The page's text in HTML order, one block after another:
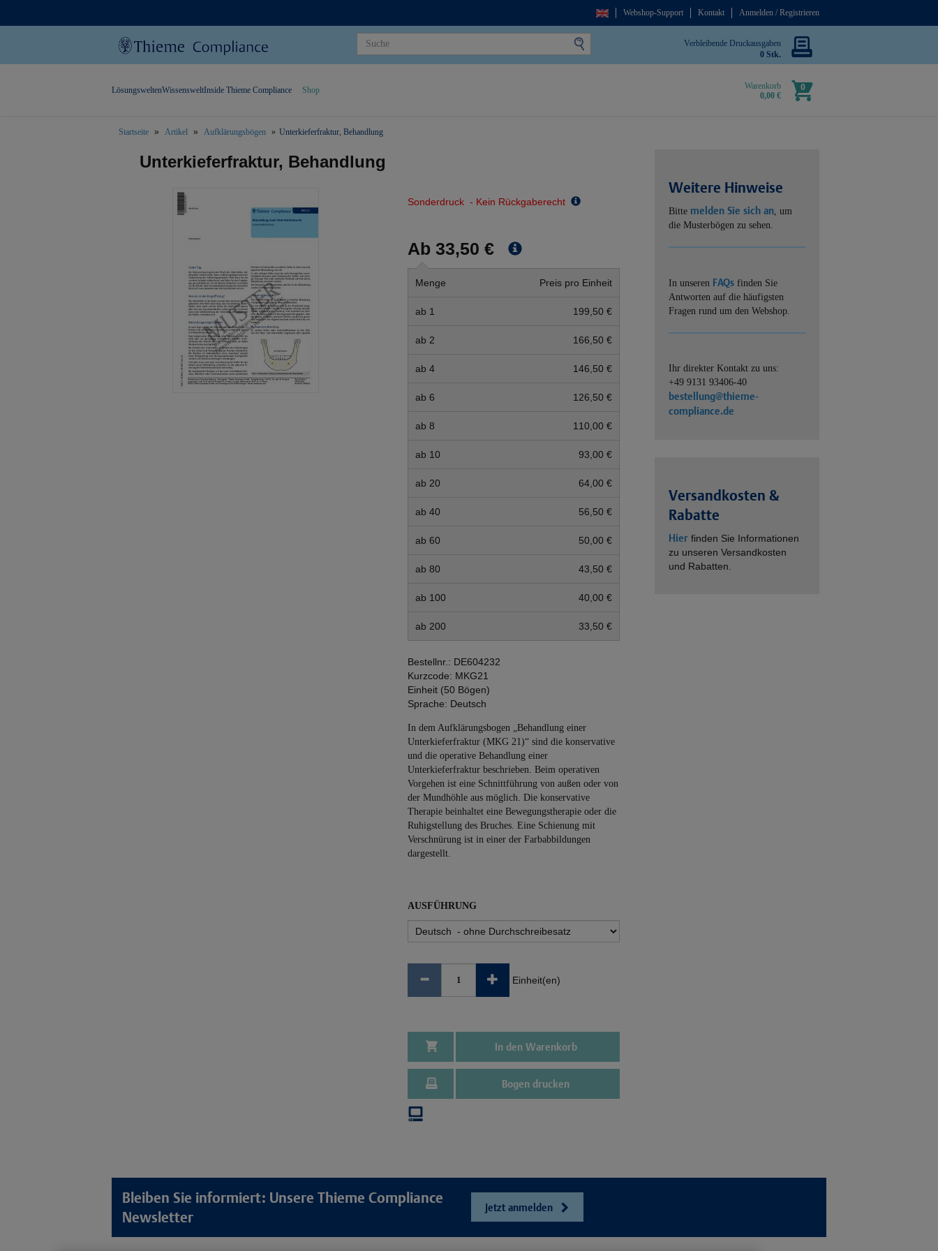
Webshop-Support Kontakt Anmelden / Registrieren
Verbleibende Druckausgaben
0 Stk.
Warenkorb
0,00 €
0
LösungsweltenWissensweltInside Thieme Compliance Shop
Startseite Artikel Aufklärungsbögen Unterkieferfraktur, Behandlung
Unterkieferfraktur, Behandlung
Sonderdruck - Kein Rückgaberecht
Ab 33,50 €
Menge Preis pro Einheit
ab 1 199,50 €
ab 2 166,50 €
ab 4 146,50 €
ab 6 126,50 €
ab 8 110,00 €
ab 10 93,00 €
ab 20 64,00 €
ab 40 56,50 €
ab 60 50,00 €
ab 80 43,50 €
ab 100 40,00 €
ab 200 33,50 €
Bestellnr.: DE604232
Kurzcode: MKG21
Einheit (50 Bögen)
Sprache: Deutsch
In dem Aufklärungsbogen „Behandlung einer
Unterkiefer­fraktur (MKG 21)“ sind die konservative
und die operative Behandlung einer
Unterkieferfraktur beschrieben. Beim operativen
Vorgehen ist eine Schnittführung von außen oder von
der Mundhöhle aus möglich. Die konservative
Therapie beinhaltet eine Bewegungstherapie oder die
Ruhigstellung des Bruches. Eine Schienung mit
Verschnürung ist in einer der Farbabbildungen
dargestellt.
AUSFÜHRUNG
Einheit(en)
In den Warenkorb
Bogen drucken
Weitere Hinweise
Bitte melden Sie sich an, um
die Musterbögen zu sehen.
In unseren FAQs finden Sie
Antworten auf die häufigsten
Fragen rund um den Webshop.
Ihr direkter Kontakt zu uns:
+49 9131 93406-40
bestellung@thieme-
compliance.de
Versandkosten &
Rabatte
Hier finden Sie Informationen
zu unseren Versandkosten
und Rabatten.
Bleiben Sie informiert: Unsere Thieme Compliance
Newsletter
Jetzt anmelden